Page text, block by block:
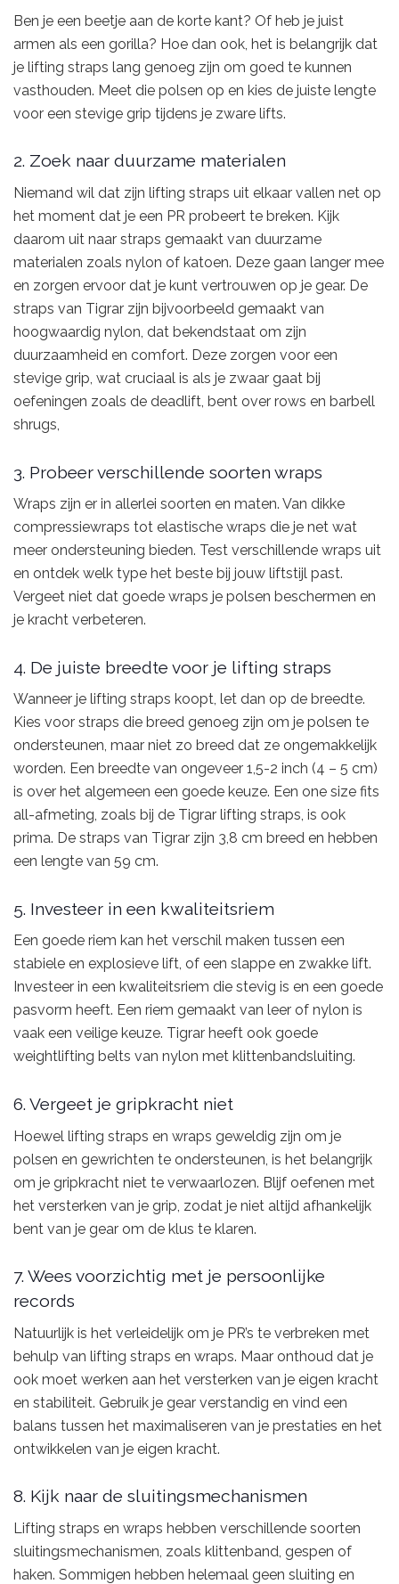
Ben je een beetje aan de korte kant? Of heb je juist
armen als een gorilla? Hoe dan ook, het is belangrijk dat
je lifting straps lang genoeg zijn om goed te kunnen
vasthouden. Meet die polsen op en kies de juiste lengte
voor een stevige grip tijdens je zware lifts.
2. Zoek naar duurzame materialen
Niemand wil dat zijn lifting straps uit elkaar vallen net op
het moment dat je een PR probeert te breken. Kijk
daarom uit naar straps gemaakt van duurzame
materialen zoals nylon of katoen. Deze gaan langer mee
en zorgen ervoor dat je kunt vertrouwen op je gear. De
straps van Tigrar zijn bijvoorbeeld gemaakt van
hoogwaardig nylon, dat bekendstaat om zijn
duurzaamheid en comfort. Deze zorgen voor een
stevige grip, wat cruciaal is als je zwaar gaat bij
oefeningen zoals de deadlift, bent over rows en barbell
shrugs,
3. Probeer verschillende soorten wraps
Wraps zijn er in allerlei soorten en maten. Van dikke
compressiewraps tot elastische wraps die je net wat
meer ondersteuning bieden. Test verschillende wraps uit
en ontdek welk type het beste bij jouw liftstijl past.
Vergeet niet dat goede wraps je polsen beschermen en
je kracht verbeteren.
4. De juiste breedte voor je lifting straps
Wanneer je lifting straps koopt, let dan op de breedte.
Kies voor straps die breed genoeg zijn om je polsen te
ondersteunen, maar niet zo breed dat ze ongemakkelijk
worden. Een breedte van ongeveer 1,5-2 inch (4 – 5 cm)
is over het algemeen een goede keuze. Een one size fits
all-afmeting, zoals bij de Tigrar lifting straps, is ook
prima. De straps van Tigrar zijn 3,8 cm breed en hebben
een lengte van 59 cm.
5. Investeer in een kwaliteitsriem
Een goede riem kan het verschil maken tussen een
stabiele en explosieve lift, of een slappe en zwakke lift.
Investeer in een kwaliteitsriem die stevig is en een goede
pasvorm heeft. Een riem gemaakt van leer of nylon is
vaak een veilige keuze. Tigrar heeft ook goede
weightlifting belts van nylon met klittenbandsluiting.
6. Vergeet je gripkracht niet
Hoewel lifting straps en wraps geweldig zijn om je
polsen en gewrichten te ondersteunen, is het belangrijk
om je gripkracht niet te verwaarlozen. Blijf oefenen met
het versterken van je grip, zodat je niet altijd afhankelijk
bent van je gear om de klus te klaren.
7. Wees voorzichtig met je persoonlijke
records
Natuurlijk is het verleidelijk om je PR’s te verbreken met
behulp van lifting straps en wraps. Maar onthoud dat je
ook moet werken aan het versterken van je eigen kracht
en stabiliteit. Gebruik je gear verstandig en vind een
balans tussen het maximaliseren van je prestaties en het
ontwikkelen van je eigen kracht.
8. Kijk naar de sluitingsmechanismen
Lifting straps en wraps hebben verschillende soorten
sluitingsmechanismen, zoals klittenband, gespen of
haken. Sommigen hebben helemaal geen sluiting en